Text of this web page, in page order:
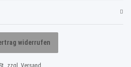
widerrufen
zzgl. Versand